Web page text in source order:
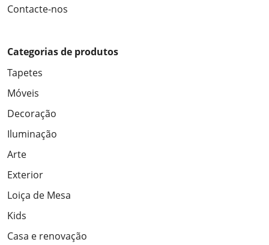
Contacte-nos
Categorias de produtos
Tapetes
Móveis
Decoração
Iluminação
Arte
Exterior
Loiça de Mesa
Kids
Casa e renovação